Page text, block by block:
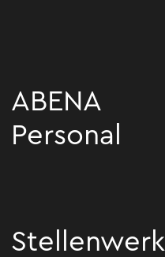
ABENA
Personal
Stellenwerk